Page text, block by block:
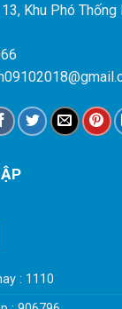
Khu Phó Thống
: 1110